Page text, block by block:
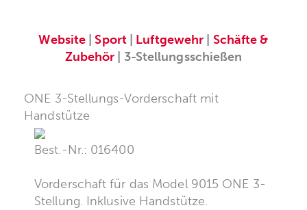
Website |Sport| Luftgewehr
Schäfte &
Zubehör | 3-Stellungsschießen
ONE 3-Stellungs-Vorderschaft mit
Handstütze
Best.-Nr.: 016400
Vorderschaft für das Model 9015 ONE 3-
Stellung. Inklusive Handstütze.